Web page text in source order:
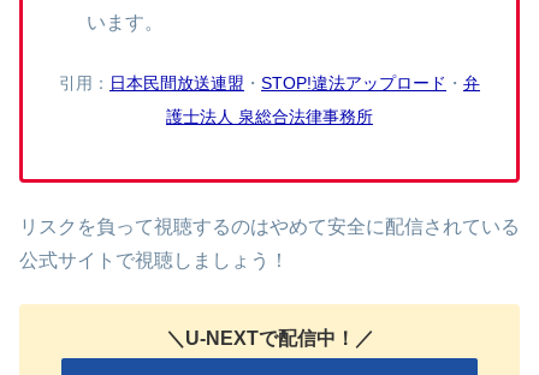
います。
引用： 日本民間放送連盟 ・ STOP!違法アップロード ・ 弁
護士法人 泉総合法律事務所
リスクを負って視聴するのはやめて安全に配信されている
公式サイトで視聴しましょう！
＼U-NEXTで配信中！／